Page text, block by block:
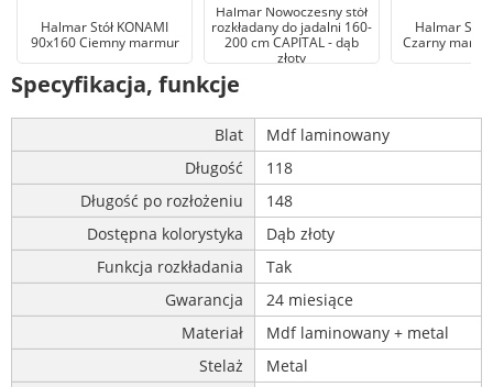
Halmar Stół KONAMI
90x160 Ciemny marmur
Halmar Nowoczesny stół
rozkładany do jadalni 160-
200 cm CAPITAL - dąb
złoty
Halmar Stół
Czarny
Specyfikacja, funkcje
Blat
Mdf laminowany
Długość
118
Długość po rozłożeniu
148
Dostępna kolorystyka
Dąb złoty
Funkcja rozkładania
Tak
Gwarancja
24 miesiące
Materiał
Mdf laminowany + metal
Stelaż
Metal